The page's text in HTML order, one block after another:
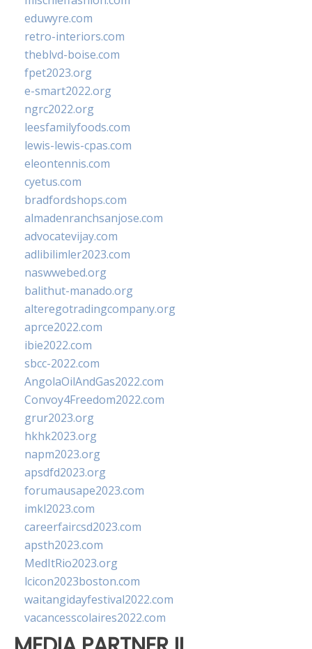
eduwyre.com
retro-interiors.com
theblvd-boise.com
fpet2023.org
e-smart2022.org
ngrc2022.org
leesfamilyfoods.com
lewis-lewis-cpas.com
eleontennis.com
cyetus.com
bradfordshops.com
almadenranchsanjose.com
advocatevijay.com
adlibilimler2023.com
naswwebed.org
balithut-manado.org
alteregotradingcompany.org
aprce2022.com
ibie2022.com
sbcc-2022.com
AngolaOilAndGas2022.com
Convoy4Freedom2022.com
grur2023.org
hkhk2023.org
napm2023.org
apsdfd2023.org
forumausape2023.com
imkl2023.com
careerfaircsd2023.com
apsth2023.com
MedItRio2023.org
lcicon2023boston.com
waitangidayfestival2022.com
vacancesscolaires2022.com